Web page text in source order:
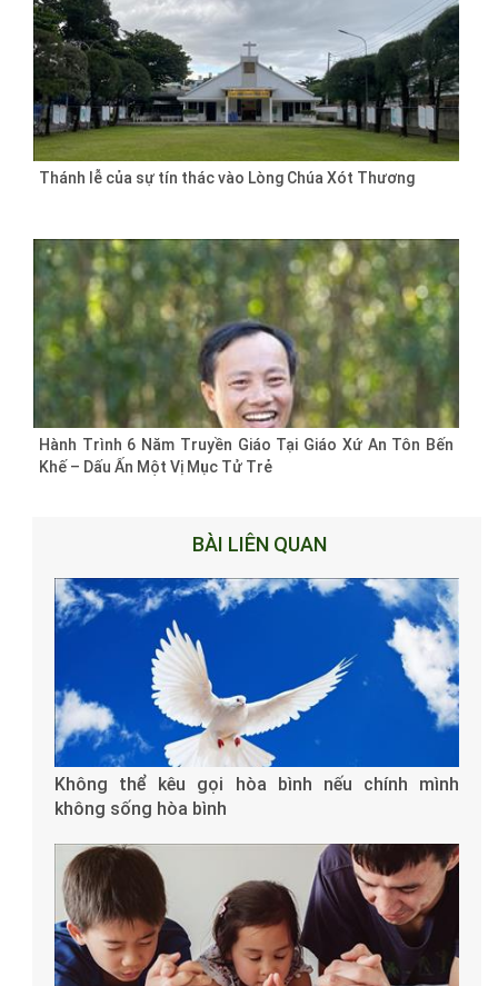
Thánh lễ của sự tín thác vào Lòng Chúa Xót Thương
Hành Trình 6 Năm Truyền Giáo Tại Giáo Xứ An Tôn Bến
Khế – Dấu Ấn Một Vị Mục Tử Trẻ
BÀI LIÊN QUAN
Không thể kêu gọi hòa bình nếu chính mình
không sống hòa bình